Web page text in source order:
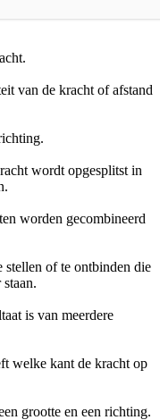
van de kracht of afstand
wordt opgesplitst in
worden gecombineerd
stellen of te ontbinden die
is van meerdere
welke kant de kracht op
grootte en een richting.